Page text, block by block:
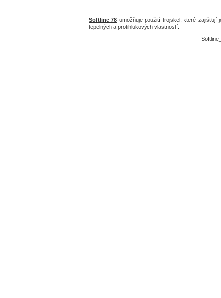
Softline 78 umožňuje použití trojskel, které zajišťují
tepelných a protihlukových vlastností.